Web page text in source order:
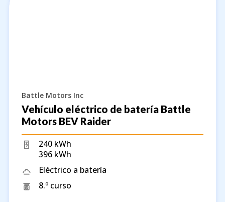
Battle Motors Inc
Vehículo eléctrico de batería Battle
Motors BEV Raider
240 kWh
396 kWh
Eléctrico a batería
8.º curso